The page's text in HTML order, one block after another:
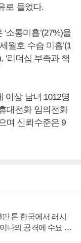
로 들었다.
소통미흡’(27%)을
월호 수습 미흡’(1
‘리더십 부족과 책
이상 남녀 1012명
대전화 임의전화
며 신뢰수준은 9
톤 한국에서 러시
나의 공격에 수요 늘